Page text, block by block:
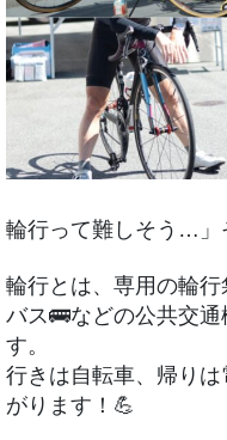
輪行って難しそう…」
輪行とは、専用の輪
バス🚌などの公共交
す。
行きは自転車、帰り
がります！💪